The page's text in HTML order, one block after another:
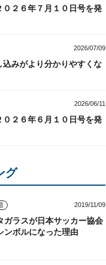
０２６年７月１０日号を発
2026/07/09
込みがより分かりやすくな
2026/06/11
０２６年６月１０日号を発
グ
2019/11/09
ガラスが日本サッカー協会
ンボルになった理由